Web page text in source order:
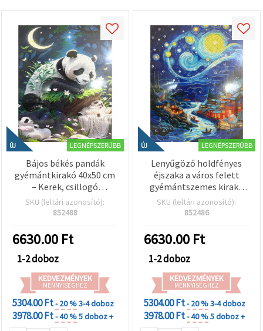
ÚJ LEGNÉPSZERŰBB
Bájos békés pandák
gyémántkirakó 40x50 cm
– Kerek, csillogó
gyémántszemek, teljes
kirakás, elegáns kerettel
SKU (leltári azonosító):
852488
6630.00 Ft
1-2 doboz
KEDVEZMÉNYEK
MENNYISÉGHEZ
5304.00 Ft- 20 %3-4 doboz
3978.00 Ft- 40 %5 doboz +
ÚJ LEGNÉPSZERŰBB
Lenyűgöző holdfényes
éjszaka a város felett
gyémántszemes kirakó
40x50 cm – kerek, csillogó
gyémántszemek, teljes
elegáns kerettel –
XQYX86284
SKU (leltári azonosító):
852486
6630.00 Ft
1-2 doboz
KEDVEZMÉNYEK
MENNYISÉGHEZ
5304.00 Ft- 20 %3-4 doboz
3978.00 Ft- 40 %5 doboz +